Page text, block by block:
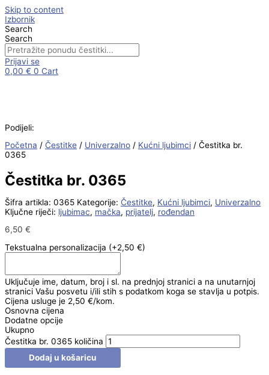
Skip to content
Izbornik
Search
Search
Prijavi se
0,00 € 0 Cart
Podijeli:
Početna / Čestitke / Univerzalno / Kućni ljubimci / Čestitka br.
0365
Čestitka br. 0365
Šifra artikla: 0365 Kategorije: Čestitke, Kućni ljubimci, Univerzalno
Ključne riječi: ljubimac, mačka, prijatelj, rođendan
6,50 €
Tekstualna personalizacija (+2,50 €)
Uključuje ime, datum, broj i sl. na prednjoj stranici a na unutarnjoj
stranici Vašu posvetu i/ili stih s podatkom koga se stavlja u potpis.
Cijena usluge je 2,50 €/kom.
Osnovna cijena
Dodatne opcije
Ukupno
Čestitka br. 0365 količina
Dodaj u košaricu